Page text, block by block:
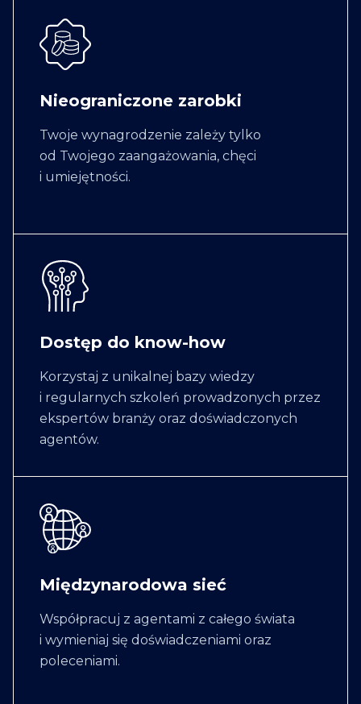
Nieograniczone zarobki
Twoje wynagrodzenie zależy tylko
od Twojego zaangażowania, chęci
i umiejętności.
Dostęp do know-how
Korzystaj z unikalnej bazy wiedzy
i regularnych szkoleń prowadzonych przez
ekspertów branży oraz doświadczonych
agentów.
Międzynarodowa sieć
Współpracuj z agentami z całego świata
i wymieniaj się doświadczeniami oraz
poleceniami.